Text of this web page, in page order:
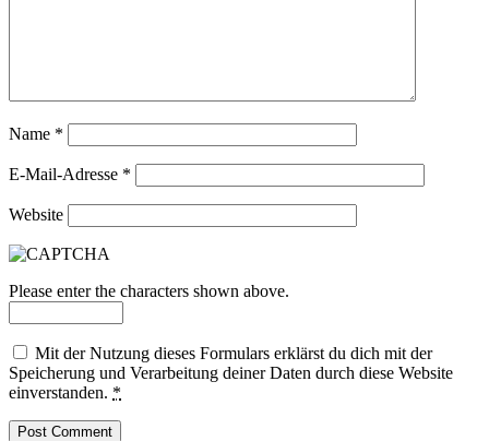
Name *
E-Mail-Adresse *
Website
Please enter the characters shown above.
Mit der Nutzung dieses Formulars erklärst du dich mit der
Speicherung und Verarbeitung deiner Daten durch diese Website
einverstanden. *